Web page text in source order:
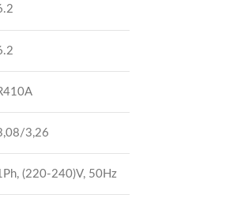
3,26
(220-240)V, 50Hz